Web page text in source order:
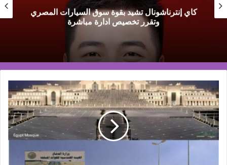
محمد العرجاوي: تطوير التدريب الجمركي ركيزة
لرفع كفاءة المستخلصين ودعم تنافسية الصادرات
القابضة
تطلق
ON
Developments
ذراعها